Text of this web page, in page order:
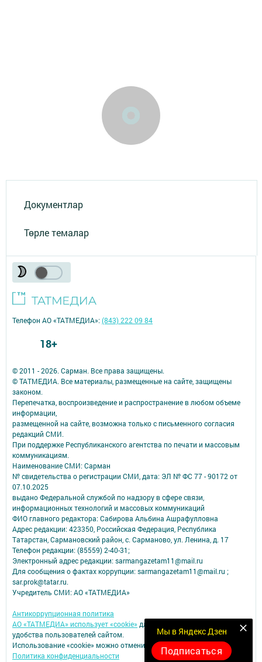
Документлар
Төрле темалар
Мы в Яндекс Дзен
Подписаться
© 2011 - 2026. Сарман. Все права защищены.
© ТАТМЕДИА. Все материалы, размещенные на сайте, защищены
законом.
Перепечатка, воспроизведение и распространение в любом объеме
информации,
размещенной на сайте, возможна только с письменного согласия
редакций СМИ.
При поддержке Республиканского агентства по печати и массовым
коммуникациям.
Наименование СМИ: Сарман
№ свидетельства о регистрации СМИ, дата: ЭЛ № ФС 77 - 90172 от
07.10.2025
выдано Федеральной службой по надзору в сфере связи,
информационных технологий и массовых коммуникаций
ФИО главного редактора: Сабирова Альбина Ашрафулловна
Адрес редакции: 423350, Российская Федерация, Республика
Татарстан, Сармановский район, с. Сарманово, ул. Ленина, д. 17
Телефон редакции: (85559) 2-40-31;
Электронный адрес редакции: sarmangazetam11@mail.ru
Для сообщения о фактах коррупции: sarmangazetam11@mail.ru ;
sar.prok@tatar.ru.
Учредитель СМИ: АО «ТАТМЕДИА»
Антикоррупционная политика
АО «ТАТМЕДИА» использует «cookie»для персонализации сервисов и
удобства пользователей сайтом.
Использование «cookie» можно отменить в настройках браузера.
Политика конфиденциальности
Телефон АО «ТАТМЕДИА»:(843) 222 09 84
18+